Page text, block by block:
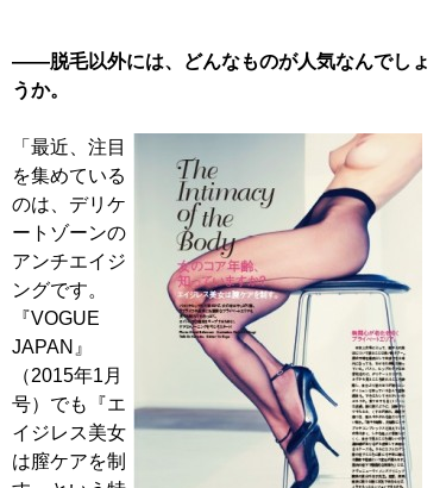
――脱毛以外には、どんなものが人気なんでしょ
うか。
「最近、注目
を集めている
のは、デリケ
ートゾーンの
アンチエイジ
ングです。
『VOGUE
JAPAN』
（2015年1月
号）でも『エ
イジレス美女
は膣ケアを制